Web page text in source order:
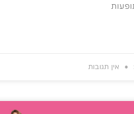
אין תגובות